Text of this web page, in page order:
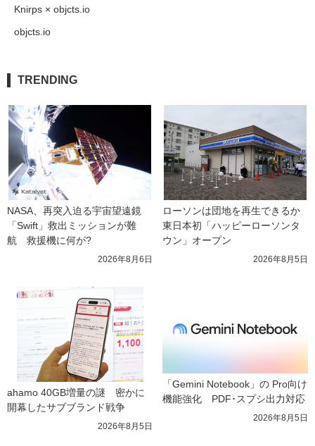
Knirps × objcts.io
objcts.io
TRENDING
NASA、再突入迫る宇宙望遠鏡
「Swift」救出ミッションが難
航　救援機に何が?
2026年8月6日
ローソンは団地を再生できるか
東日本初「ハッピーローソンタ
ウン」オープン
2026年8月5日
ahamo 40GB増量の謎　密かに
開幕したサブブランド戦争
2026年8月5日
「Gemini Notebook」の Pro向け
機能強化　PDF･スプシ出力対応
2026年8月5日